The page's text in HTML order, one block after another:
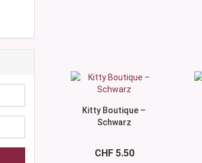
Kitty Boutique –
Schwarz
CHF 5.50